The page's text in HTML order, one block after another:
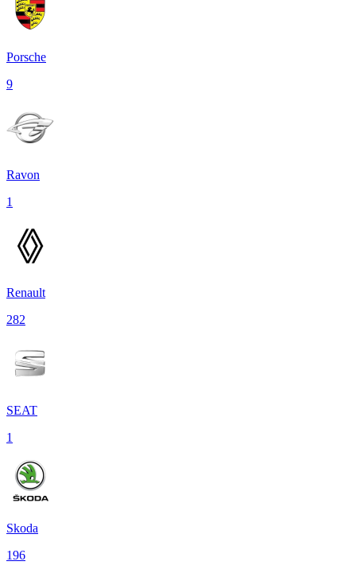
Porsche
9
Ravon
1
Renault
282
SEAT
1
Skoda
196